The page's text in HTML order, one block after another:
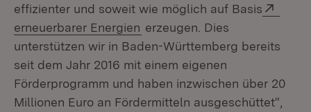
effizienter und soweit wie möglich auf Basis
erneuerbarer Energien (Öffnet in neuem Fenster)
erzeugen. Dies
unterstützen wir in Baden-Württemberg bereits
seit dem Jahr 2016 mit einem eigenen
Förderprogramm und haben inzwischen über 20
Millionen Euro an Fördermitteln ausgeschüttet“,